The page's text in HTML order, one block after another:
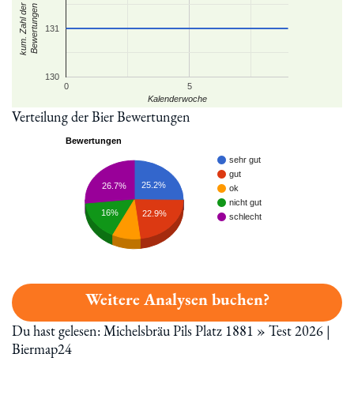
0 5
130
131
Kalenderwoche
kum. Zahl derBewertungen
Verteilung der Bier Bewertungen
Bewertungen
sehr gut
gut
ok
nicht gut
schlecht
25.2%
22.9%
26.7%
16%
Weitere Analysen buchen?
Du hast gelesen: Michelsbräu Pils Platz 1881 » Test 2026 |
Biermap24